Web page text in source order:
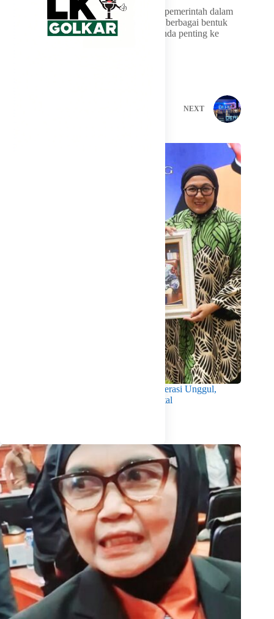
Pernyataan ini semakin memperkuat sikap pemerintah dalam
menjaga kualitas demokrasi Indonesia dari berbagai bentuk
manipulasi politik menjelang berbagai agenda penting ke
NEXT
Wabup Intan Dorong Mahasiswa Jadi Generasi Unggul,
Berkarakter dan Sadar Hukum di Era Digital